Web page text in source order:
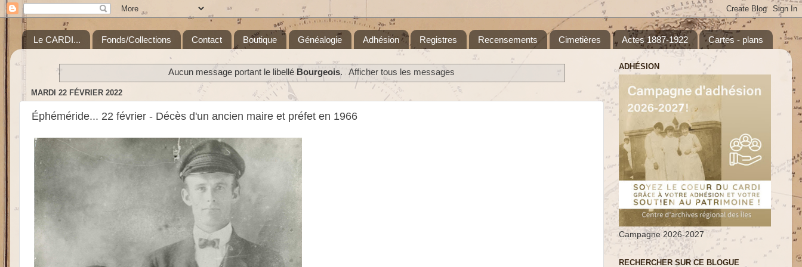
Le CARDI... Fonds/Collections Contact Boutique Généalogie Adhésion Registres Recensements Cimetières Actes 1887-1922 Cartes - plans
Aucun message portant le libellé Bourgeois. Afficher tous les messages
MARDI 22 FÉVRIER 2022
Éphéméride... 22 février - Décès d'un ancien maire et préfet en 1966
ADHÉSION
Campagne 2026-2027
RECHERCHER SUR CE BLOGUE